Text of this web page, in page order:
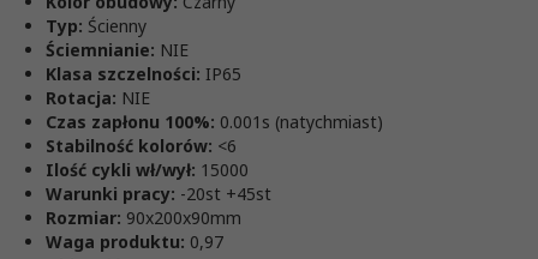
Typ: Ścienny
Ściemnianie: NIE
Klasa szczelności: IP65
Rotacja: NIE
Czas zapłonu 100%: 0.001s (natychmiast)
Stabilność kolorów: <6
Ilość cykli wł/wył: 15000
Warunki pracy: -20st +45st
Rozmiar: 90x200x90mm
Waga produktu: 0,97